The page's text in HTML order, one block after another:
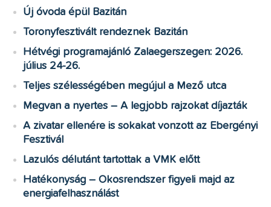
Új óvoda épül Bazitán
Toronyfesztivált rendeznek Bazitán
Hétvégi programajánló Zalaegerszegen: 2026.
július 24-26.
Teljes szélességében megújul a Mező utca
Megvan a nyertes – A legjobb rajzokat díjazták
A zivatar ellenére is sokakat vonzott az Ebergényi
Fesztivál
Lazulós délutánt tartottak a VMK előtt
Hatékonyság – Okosrendszer figyeli majd az
energiafelhasználást